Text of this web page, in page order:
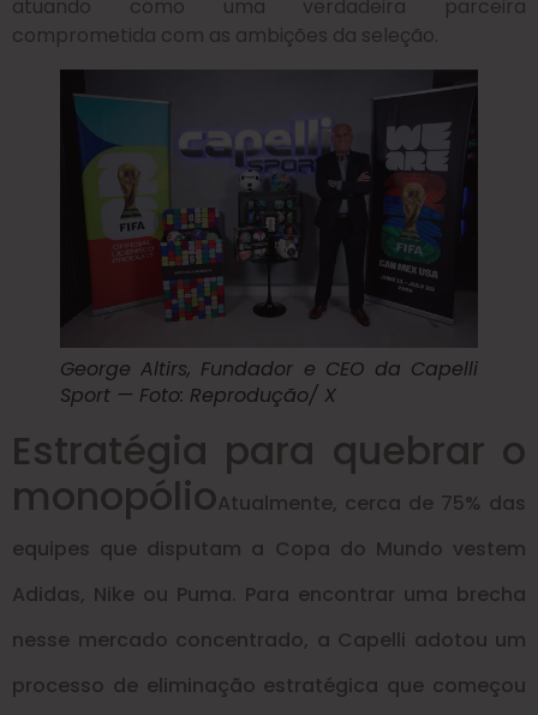
atuando como uma verdadeira parceira
comprometida com as ambições da seleção.
George Altirs, Fundador e CEO da Capelli
Sport — Foto: Reprodução/ X
Estratégia para quebrar o
monopólioAtualmente, cerca de 75% das
equipes que disputam a Copa do Mundo vestem
Adidas, Nike ou Puma. Para encontrar uma brecha
nesse mercado concentrado, a Capelli adotou um
processo de eliminação estratégica que começou